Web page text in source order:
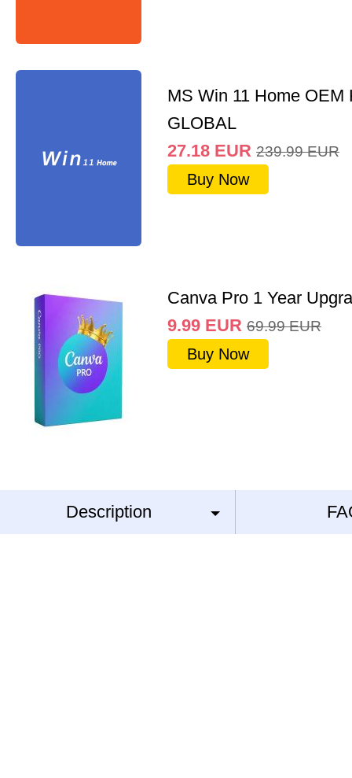
MS Win 11 Home OEM
GLOBAL
27.18 EUR 239.99 EUR
Buy Now
Canva Pro 1 Year
9.99 EUR 69.99 EUR
Buy Now
Description